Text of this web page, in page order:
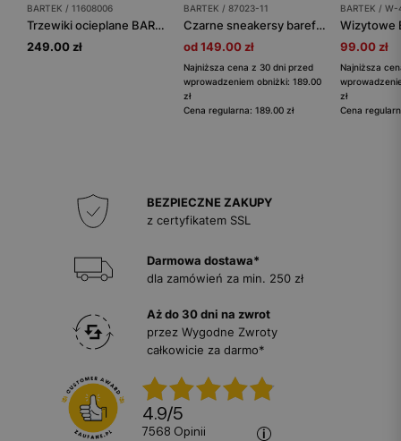
BARTEK / 11608006
Trzewiki ocieplane BARTEK 11608006, dla dziewcząt, czarny
249.00 zł
BARTEK / 87023-11
Czarne sneakersy barefoot z elastycznymi sznurowadłami BARTEK 87023-11
od 149.00 zł
Najniższa cena z 30 dni przed
wprowadzeniem obniżki: 189.00
zł
Cena regularna: 189.00 zł
BARTEK /
99.00 zł
Najniższa
zł
Cena
BEZPIECZNE ZAKUPY
z certyfikatem SSL
Darmowa dostawa*
dla zamówień za min. 250 zł
Aż do 30 dni na zwrot
przez Wygodne Zwroty
całkowicie za darmo*
4.9/5
7568 opinii